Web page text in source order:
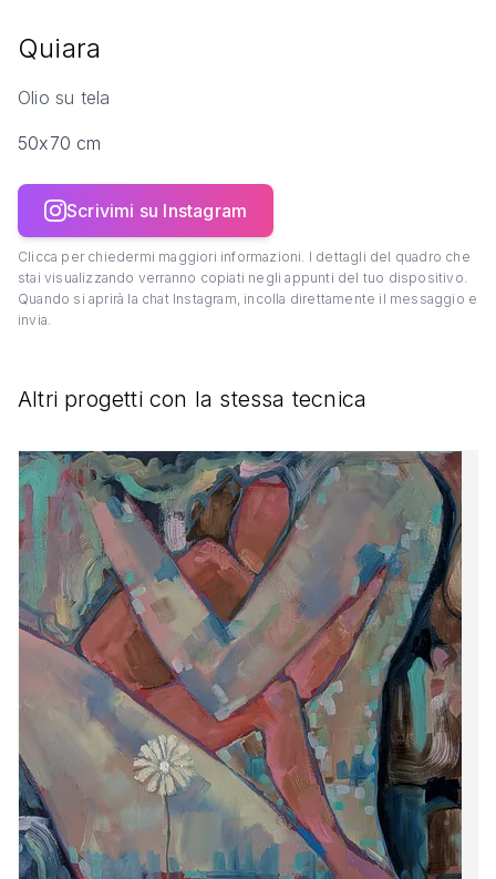
Quiara
Olio su tela
50x70 cm
Scrivimi su Instagram
Clicca per chiedermi maggiori informazioni. I dettagli del quadro che
stai visualizzando verranno copiati negli appunti del tuo dispositivo.
Quando si aprirà la chat Instagram, incolla direttamente il messaggio e
invia.
Altri progetti con la stessa tecnica